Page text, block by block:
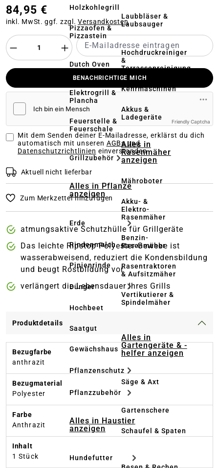
Holzkohlegrill
Pizzaofen &
Pizzastein
Dutch Oven
Elektrogrill &
Plancha
Feuerstelle &
Feuerschale
Grillzubehör
Alles in Pflanze
anzeigen
Erde
Rindenmulch
Pinienrinde
Dünger
Hochbeet
Saatgut
Gewächshaus
Pflanzenschutz
Pflanzzubehör
Alles in Haustier
anzeigen
Hundefutter
Laubbläser &
Laubsauger
Hochdruckreiniger
&
Terrassenreinigung
Kehrmaschinen
Akkus &
Ladegeräte
Alles in
Rasenmäher
anzeigen
Mähroboter
Akku- &
Elektro-
Rasenmäher
Benzin-
Rasenmäher
Rasentraktoren
& Aufsitzmäher
Vertikutierer &
Spindelmäher
Alles in
Gartengeräte & -
helfer anzeigen
Säge & Axt
Gartenschere
Schaufel & Spaten
84,95 €
inkl. MwSt. ggf. zzgl.Versandkosten
BENACHRICHTIGE MICH
Friendly Captcha
Mit dem Senden deiner E-Mailadresse, erklärst du dich
automatisch mit unseren AGBs und
Datenschutzrichtlinien einverstanden
Aktuell nicht lieferbar
Zum Merkzettel hinzufügen
atmungsaktive Schutzhülle für Grillgeräte
Das leichte Ripstop Polyester Gewebe ist
wasserabweisend, reduziert die Kondensbildung
und beugt Rostbildung vor
verlängert die Lebensdauer Ihres Grills
Produktdetails
Bezugfarbe
anthrazit
Bezugmaterial
Polyester
Farbe
Anthrazit
Inhalt
1 Stück